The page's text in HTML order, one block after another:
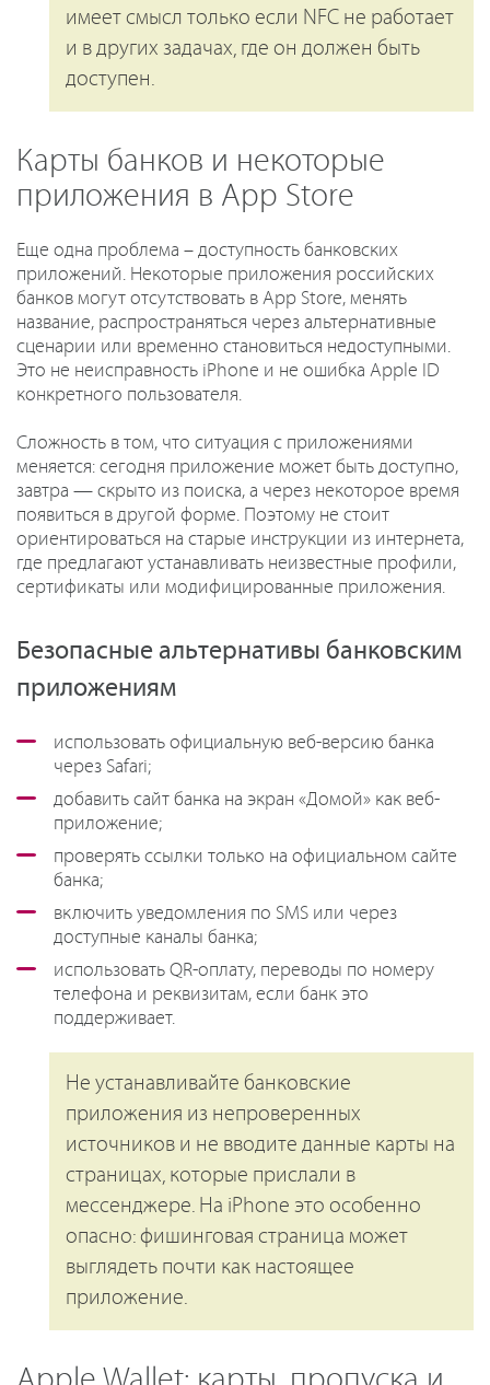
имеет смысл только если NFC не работает
и в других задачах, где он должен быть
доступен.
Карты банков и некоторые
приложения в App Store
Еще одна проблема – доступность банковских
приложений. Некоторые приложения российских
банков могут отсутствовать в App Store, менять
название, распространяться через альтернативные
сценарии или временно становиться недоступными.
Это не неисправность iPhone и не ошибка Apple ID
конкретного пользователя.
Сложность в том, что ситуация с приложениями
меняется: сегодня приложение может быть доступно,
завтра — скрыто из поиска, а через некоторое время
появиться в другой форме. Поэтому не стоит
ориентироваться на старые инструкции из интернета,
где предлагают устанавливать неизвестные профили,
сертификаты или модифицированные приложения.
Безопасные альтернативы банковским
приложениям
использовать официальную веб-версию банка
через Safari;
добавить сайт банка на экран «Домой» как веб-
приложение;
проверять ссылки только на официальном сайте
банка;
включить уведомления по SMS или через
доступные каналы банка;
использовать QR-оплату, переводы по номеру
телефона и реквизитам, если банк это
поддерживает.
Не устанавливайте банковские
приложения из непроверенных
источников и не вводите данные карты на
страницах, которые прислали в
мессенджере. На iPhone это особенно
опасно: фишинговая страница может
выглядеть почти как настоящее
приложение.